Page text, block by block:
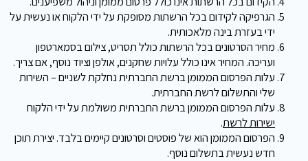
הגרפיקה לקידום בכל הרשתות מסופקת על ידי הלקוח או נעשית על
ידי בעזרת בינה מלאכותית.
מחיר הסרטונים בכל הרשתות כולל תסריט, צילום בסמארטפון
ועריכה. המחיר אינו כולל עלויות שחקנים, אולפן וציוד נוסף, אם צריך.
עלות הפרסום הממומן ברשת החברתית נחלקת לשניים – השירות
שלי והתשלום לרשת החברתית.
עלות הפרסום הממומן ברשת החברתית משולמת על ידי הלקוח
ישירות לרשת.
הפרסום הממומן הוא של פוסטים וסרטונים קיימים בלבד. יצירת תוכן
חדש נעשית בתשלום נוסף.